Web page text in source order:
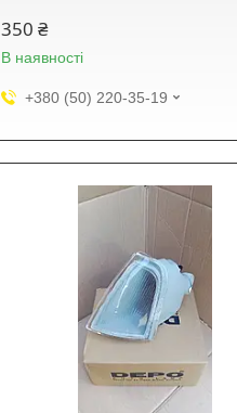
350 ₴
В наявності
+380 (50) 220-35-19